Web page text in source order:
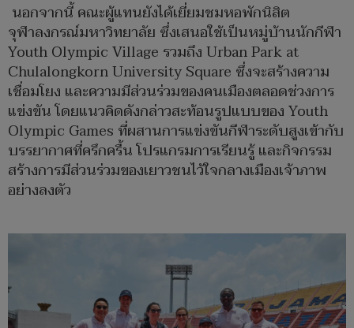
นอกจากนี้ คณะผู้แทนยังได้เยี่ยมชมหอพักนิสิต
จุฬาลงกรณ์มหาวิทยาลัย ซึ่งเสนอใช้เป็นหมู่บ้านนักกีฬา
Youth Olympic Village รวมถึง Urban Park at
Chulalongkorn University Square ซึ่งจะสร้างความ
เชื่อมโยง และความมีส่วนร่วมของคนเมืองตลอดช่วงการ
แข่งขัน โดยแนวคิดดังกล่าวสะท้อนรูปแบบของ Youth
Olympic Games ที่ผสานการแข่งขันกีฬาระดับสูงเข้ากับ
บรรยากาศที่ครึกครื้น โปรแกรมการเรียนรู้ และกิจกรรม
สร้างการมีส่วนร่วมของเยาวชนไว้ใจกลางเมืองเจ้าภาพ
อย่างลงตัว